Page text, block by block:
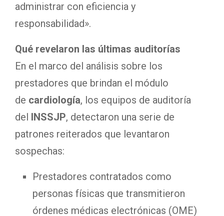
administrar con eficiencia y
responsabilidad».
Qué revelaron las últimas auditorías
En el marco del análisis sobre los
prestadores que brindan el módulo
de cardiología, los equipos de auditoría
del
INSSJP, detectaron una serie de
patrones reiterados que levantaron
sospechas:
Prestadores contratados como
personas físicas que transmitieron
órdenes médicas electrónicas (OME)